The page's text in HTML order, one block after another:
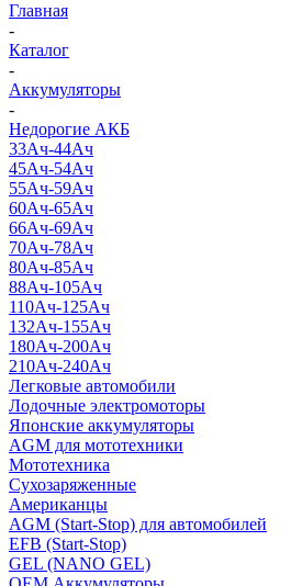
Главная
-
Каталог
-
Аккумуляторы
-
Недорогие АКБ
33Ач-44Ач
45Ач-54Ач
55Ач-59Ач
60Ач-65Ач
66Ач-69Ач
70Ач-78Ач
80Ач-85Ач
88Ач-105Ач
110Ач-125Ач
132Ач-155Ач
180Ач-200Ач
210Ач-240Ач
Легковые автомобили
Лодочные электромоторы
Японские аккумуляторы
AGM для мототехники
Мототехника
Сухозаряженные
Американцы
AGM (Start-Stop) для автомобилей
EFB (Start-Stop)
GEL (NANO GEL)